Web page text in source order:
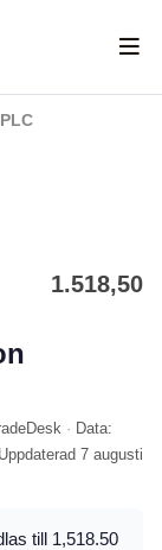
1.518,50
· Data:
Uppdaterad 7 augusti
till 1,518.50